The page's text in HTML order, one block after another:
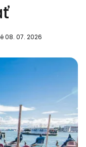
08. 07. 2026
Google